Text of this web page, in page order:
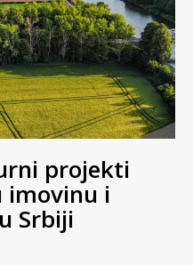
projekti
imovinu i
Srbiji